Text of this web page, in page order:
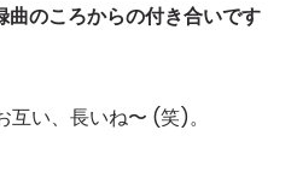
曲のころからの付き合いです
い、長いね〜 (笑)。